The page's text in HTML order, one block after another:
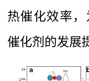
热催化效率
催化剂的发展